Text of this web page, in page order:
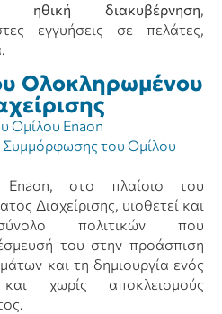
ηθική διακυβέρνηση,
εγγυήσεις σε πελάτες,
Ολοκληρωμένου
Ομίλου Enaon
Συμμόρφωσης του Ομίλου
στο πλαίσιο του
Διαχείρισης, υιοθετεί και
πολιτικών που
του στην προάσπιση
και τη δημιουργία ενός
χωρίς αποκλεισμούς